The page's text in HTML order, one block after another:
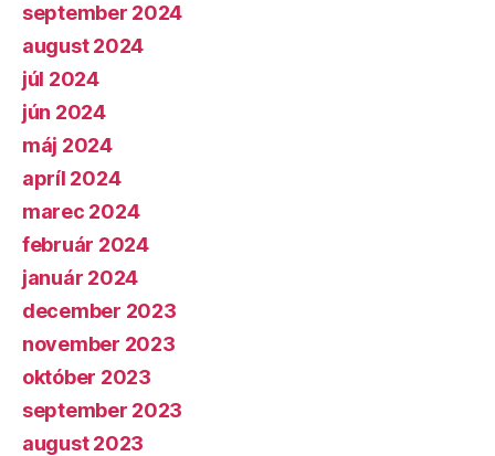
september 2024
august 2024
júl 2024
jún 2024
máj 2024
apríl 2024
marec 2024
február 2024
január 2024
december 2023
november 2023
október 2023
september 2023
august 2023